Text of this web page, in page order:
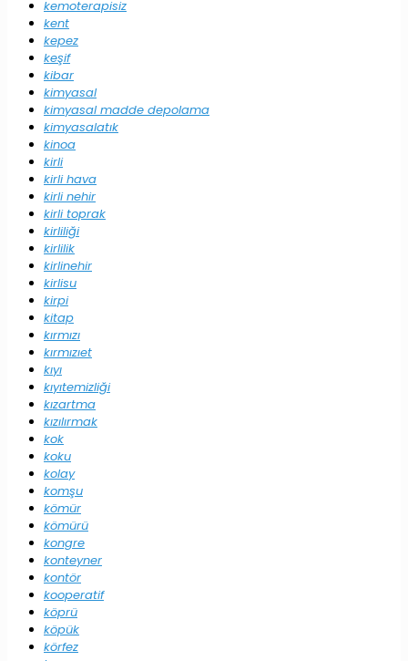
kemoterapisiz
kent
kepez
keşif
kibar
kimyasal
kimyasal madde depolama
kimyasalatık
kinoa
kirli
kirli hava
kirli nehir
kirli toprak
kirliliği
kirlilik
kirlinehir
kirlisu
kirpi
kitap
kırmızı
kırmızıet
kıyı
kıyıtemizliği
kızartma
kızılırmak
kok
koku
kolay
komşu
kömür
kömürü
kongre
konteyner
kontör
kooperatif
köprü
köpük
körfez